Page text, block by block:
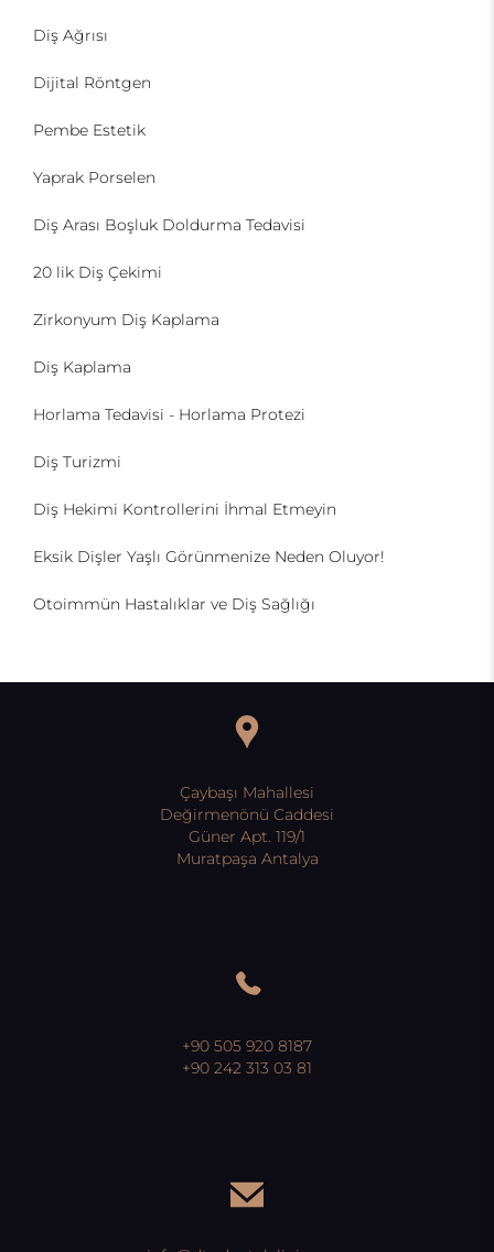
Diş Ağrısı
Dijital Röntgen
Pembe Estetik
Yaprak Porselen
Diş Arası Boşluk Doldurma Tedavisi
20 lik Diş Çekimi
Zirkonyum Diş Kaplama
Diş Kaplama
Horlama Tedavisi - Horlama Protezi
Diş Turizmi
Diş Hekimi Kontrollerini İhmal Etmeyin
Eksik Dişler Yaşlı Görünmenize Neden Oluyor!
Otoimmün Hastalıklar ve Diş Sağlığı
Çaybaşı Mahallesi
Değirmenönü Caddesi
Güner Apt. 119/1
Muratpaşa Antalya
+90 505 920 8187
+90 242 313 03 81